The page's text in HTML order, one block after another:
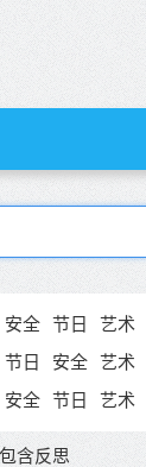
安全 节日 艺术
节日 安全 艺术
安全 节日 艺术
含反思